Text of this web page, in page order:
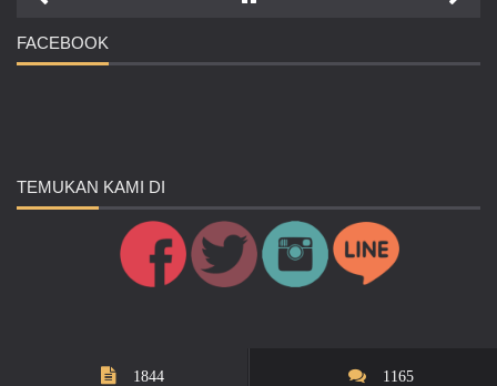
FACEBOOK
TEMUKAN KAMI DI
1844 1165